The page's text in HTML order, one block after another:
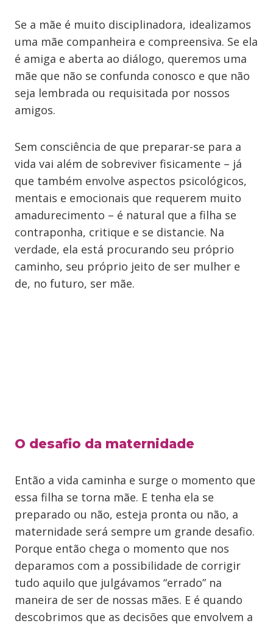
Se a mãe é muito disciplinadora, idealizamos
uma mãe companheira e compreensiva. Se ela
é amiga e aberta ao diálogo, queremos uma
mãe que não se confunda conosco e que não
seja lembrada ou requisitada por nossos
amigos.
Sem consciência de que preparar-se para a
vida vai além de sobreviver fisicamente – já
que também envolve aspectos psicológicos,
mentais e emocionais que requerem muito
amadurecimento – é natural que a filha se
contraponha, critique e se distancie. Na
verdade, ela está procurando seu próprio
caminho, seu próprio jeito de ser mulher e
de, no futuro, ser mãe.
O desafio da maternidade
Então a vida caminha e surge o momento que
essa filha se torna mãe. E tenha ela se
preparado ou não, esteja pronta ou não, a
maternidade será sempre um grande desafio.
Porque então chega o momento que nos
deparamos com a possibilidade de corrigir
tudo aquilo que julgávamos “errado” na
maneira de ser de nossas mães. E é quando
descobrimos que as decisões que envolvem a